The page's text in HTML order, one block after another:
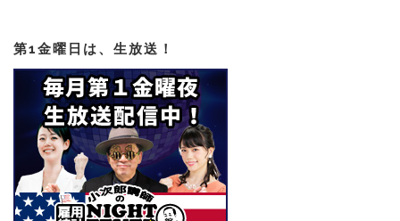
第1金曜日は、生放送！